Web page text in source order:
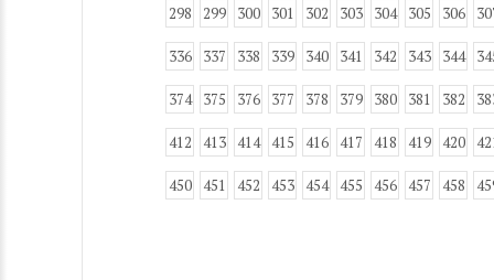
298 299 300 301 302 303 304 305 306
336 337 338 339 340 341 342 343 344
374 375 376 377 378 379 380 381 382
412 413 414 415 416 417 418 419 420
450 451 452 453 454 455 456 457 458